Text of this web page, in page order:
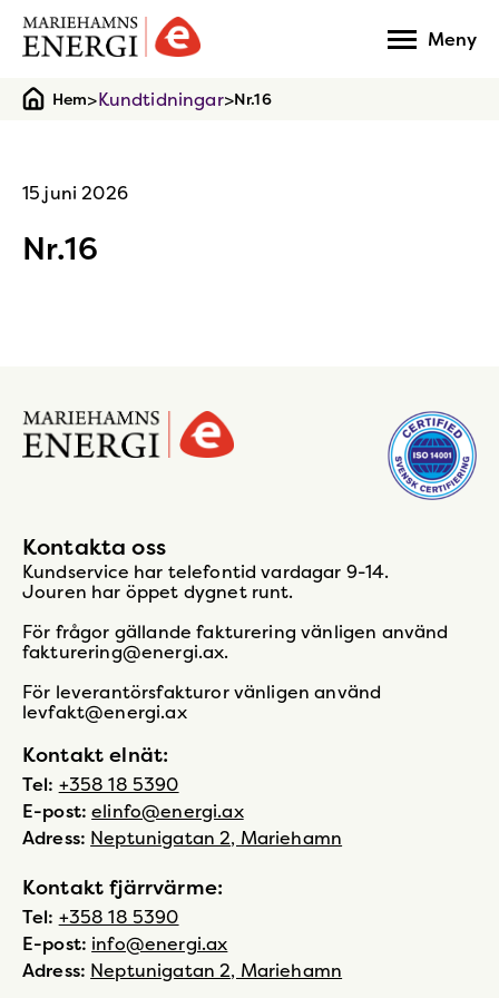
Gå
till
Meny
Hem>Kundtidningar>Nr.16
15 juni 2026
Nr.16
Gå
till
startsidan
Kontakta oss
Kundservice har telefontid vardagar 9-14.
Jouren har öppet dygnet runt.
För frågor gällande fakturering vänligen använd
fakturering@energi.ax.
För leverantörsfakturor vänligen använd
levfakt@energi.ax
Kontakt elnät:
Tel: +358 18 5390
E-post: elinfo@energi.ax
Adress: Neptunigatan 2, Mariehamn
Kontakt fjärrvärme:
Tel: +358 18 5390
E-post: info@energi.ax
Adress: Neptunigatan 2, Mariehamn